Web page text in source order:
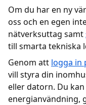
Kundcenter
Avbrott
Om du har en ny
oss och en egen
nätverksuttag samt
till smarta tekniska
Genom att logga in
vill styra din
eller datorn. Du
energianvändning,